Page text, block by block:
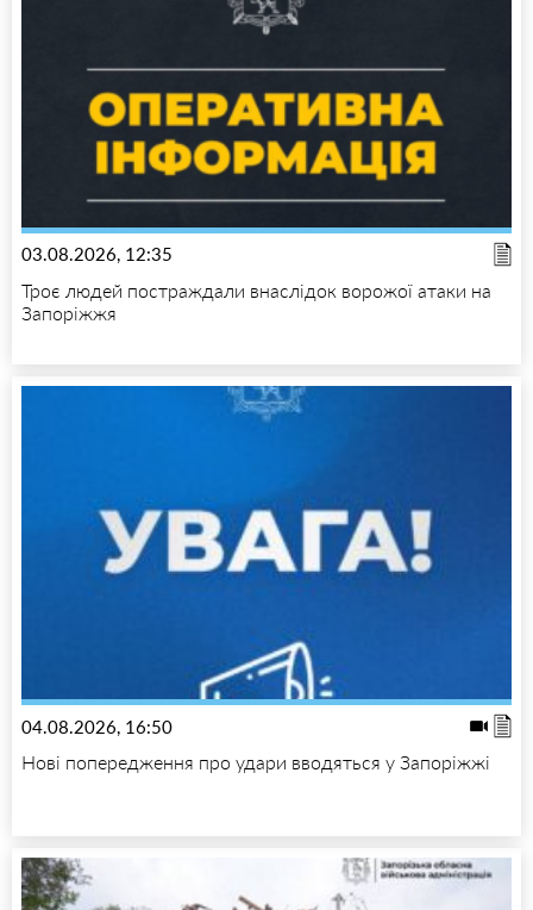
03.08.2026, 12:35
Троє людей постраждали внаслідок ворожої атаки на
Запоріжжя
04.08.2026, 16:50
Нові попередження про удари вводяться у Запоріжжі